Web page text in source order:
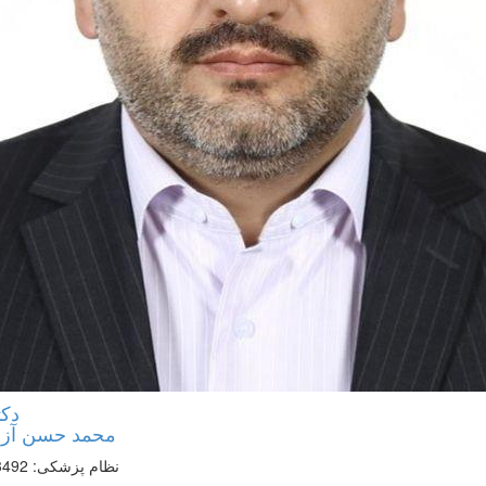
محمد حسن
نظام پزشکی: 93492